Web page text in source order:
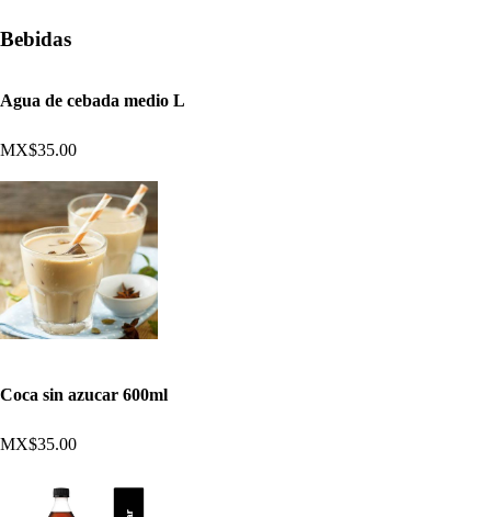
Bebidas
Agua de cebada medio L
MX$35.00
Coca sin azucar 600ml
MX$35.00